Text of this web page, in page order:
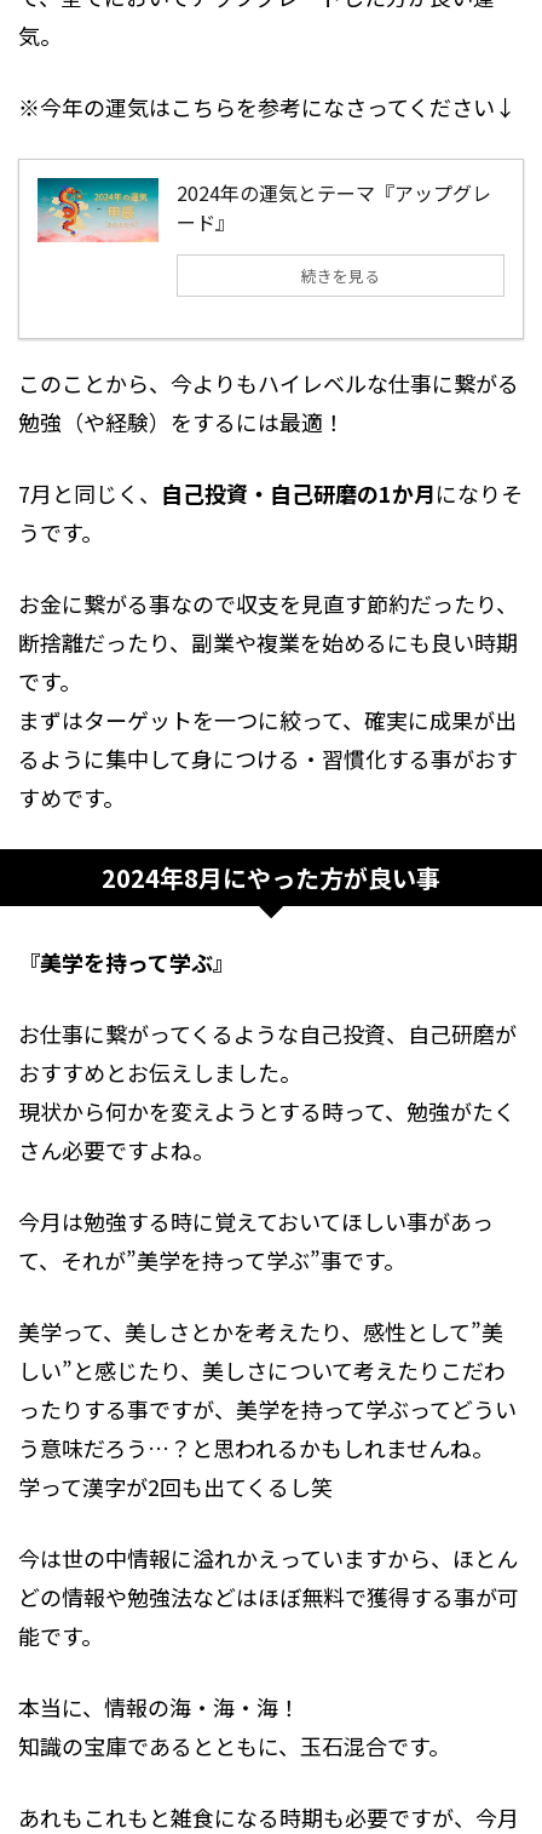
気。
※今年の運気はこちらを参考になさってください↓
2024年の運気とテーマ『アップグレ
ード』
続きを見る
このことから、今よりもハイレベルな仕事に繋がる
勉強（や経験）をするには最適！
7月と同じく、 自己投資・自己研磨の1か月になりそ
うです。
お金に繋がる事なので収支を見直す節約だったり、
断捨離だったり、副業や複業を始めるにも良い時期
です。
まずはターゲットを一つに絞って、確実に成果が出
るように集中して身につける・習慣化する事がおす
すめです。
2024年8月にやった方が良い事
『美学を持って学ぶ』
お仕事に繋がってくるような自己投資、自己研磨が
おすすめとお伝えしました。
現状から何かを変えようとする時って、勉強がたく
さん必要ですよね。
今月は勉強する時に覚えておいてほしい事があっ
て、それが”美学を持って学ぶ”事です。
美学って、美しさとかを考えたり、感性として”美
しい”と感じたり、美しさについて考えたりこだわ
ったりする事ですが、美学を持って学ぶってどうい
う意味だろう…？と思われるかもしれませんね。
学って漢字が2回も出てくるし笑
今は世の中情報に溢れかえっていますから、ほとん
どの情報や勉強法などはほぼ無料で獲得する事が可
能です。
本当に、情報の海・海・海！
知識の宝庫であるとともに、玉石混合です。
あれもこれもと雑食になる時期も必要ですが、今月